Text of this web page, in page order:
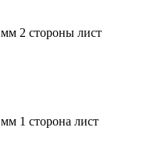
2 стороны лист
1 сторона лист